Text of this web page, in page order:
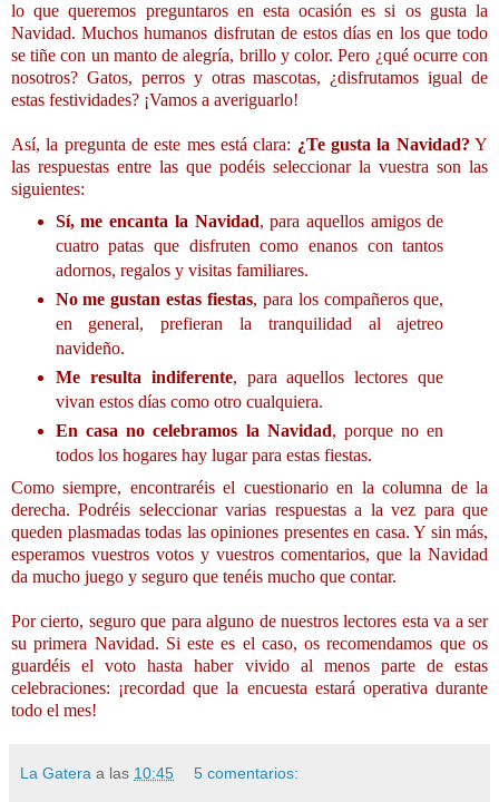
lo que queremos preguntaros en esta ocasión es si os gusta la
Navidad. Muchos humanos disfrutan de estos días en los que todo
se tiñe con un manto de alegría, brillo y color. Pero ¿qué ocurre con
nosotros? Gatos, perros y otras mascotas, ¿disfrutamos igual de
estas festividades? ¡Vamos a averiguarlo!
Así, la pregunta de este mes está clara: ¿Te gusta la Navidad? Y
las respuestas entre las que podéis seleccionar la vuestra son las
siguientes:
Sí, me encanta la Navidad, para aquellos amigos de
cuatro patas que disfruten como enanos con tantos
adornos, regalos y visitas familiares.
No me gustan estas fiestas, para los compañeros que,
en general, prefieran la tranquilidad al ajetreo
navideño.
Me resulta indiferente, para aquellos lectores que
vivan estos días como otro cualquiera.
En casa no celebramos la Navidad, porque no en
todos los hogares hay lugar para estas fiestas.
Como siempre, encontraréis el cuestionario en la columna de la
derecha. Podréis seleccionar varias respuestas a la vez para que
queden plasmadas todas las opiniones presentes en casa. Y sin más,
esperamos vuestros votos y vuestros comentarios, que la Navidad
da mucho juego y seguro que tenéis mucho que contar.
Por cierto, seguro que para alguno de nuestros lectores esta va a ser
su primera Navidad. Si este es el caso, os recomendamos que os
guardéis el voto hasta haber vivido al menos parte de estas
celebraciones: ¡recordad que la encuesta estará operativa durante
todo el mes!
La Gatera a las 10:45 5 comentarios: